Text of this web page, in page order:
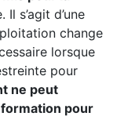
Il s’agit d’une
change
lorsque
pour
ne peut
formation pour